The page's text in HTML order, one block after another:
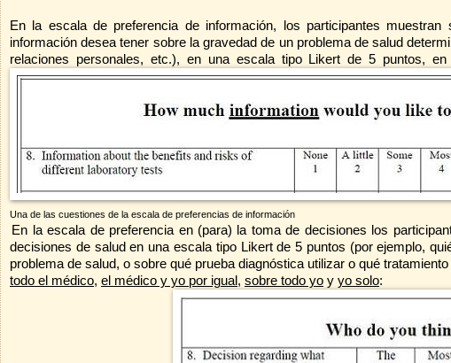
En la escala de preferencia de información, los participantes
información desea tener sobre la gravedad de un problema de salud
relaciones personales, etc.), en una escala tipo Likert de 5 puntos,
Una de las cuestiones de la escala de preferencias de información
En la escala de preferencia en (para) la toma de decisiones los
decisiones de salud en una escala tipo Likert de 5 puntos (por ejemplo,
problema de salud, o sobre qué prueba diagnóstica utilizar o qué
todo el médico, el médico y yo por igual , sobre todo yo y yo solo: